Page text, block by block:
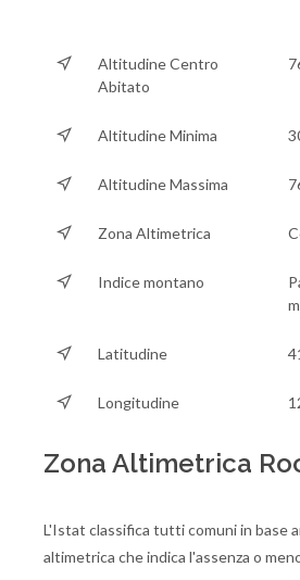
Altitudine Centro
Abitato
Altitudine Minima
Altitudine Massima
Zona Altimetrica
Indice montano
Latitudine
Longitudine
Zona Altimetrica
L'Istat classifica tutti comuni in base
altimetrica che indica l'assenza o